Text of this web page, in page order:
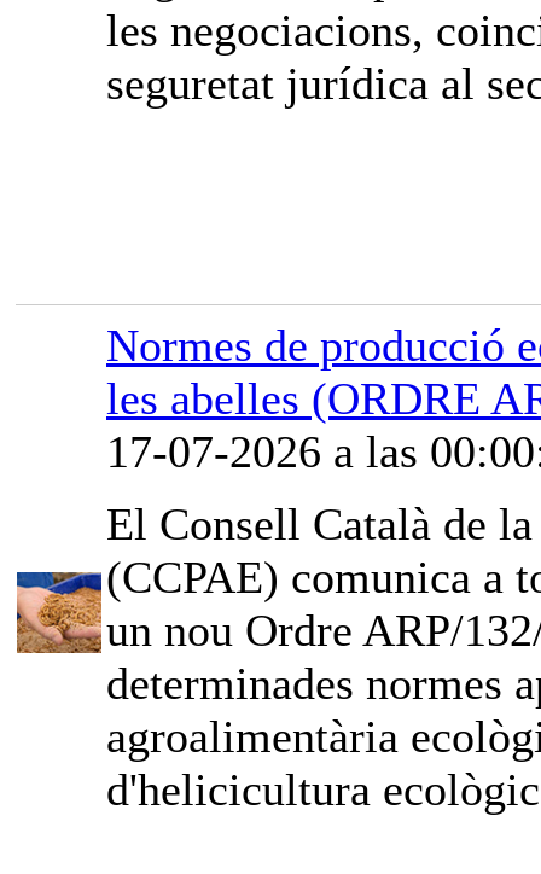
les negociacions,
seguretat jurídica al
Normes de producció
les abelles (ORDRE
17-07-2026 a las
El Consell Català de
(CCPAE) comunica a
un nou Ordre ARP/
determinades normes
agroalimentària
d'helicicultura